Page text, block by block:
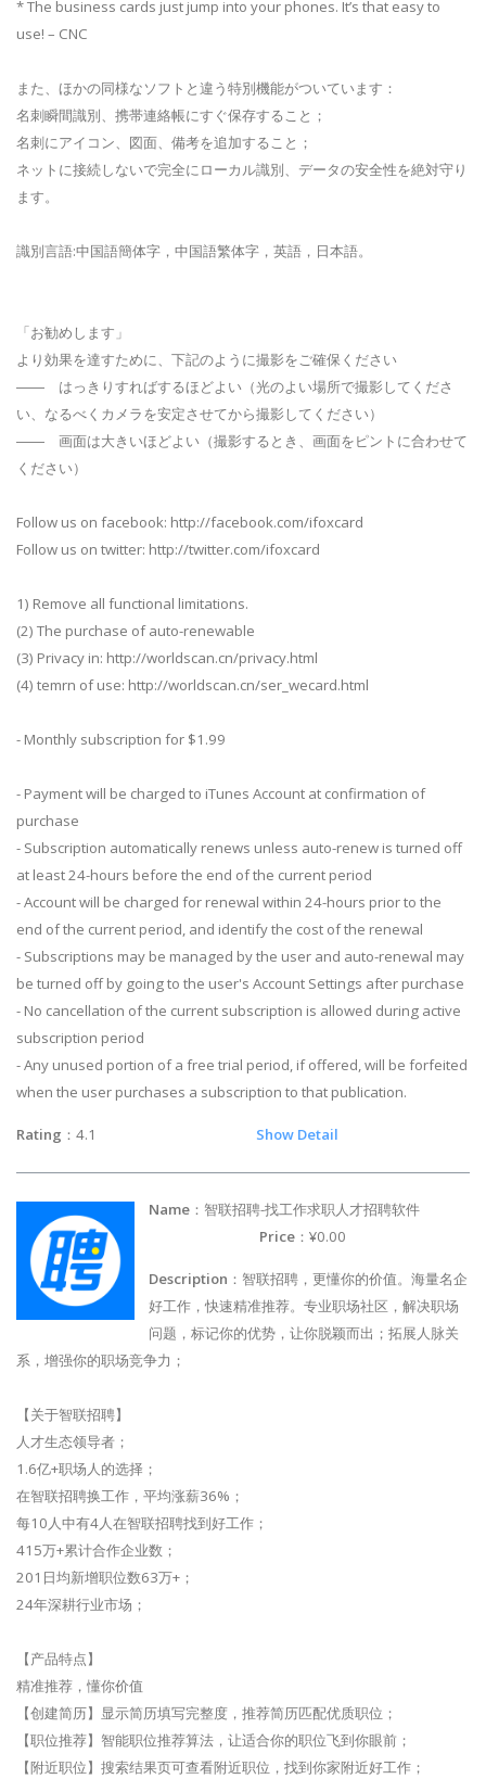
* The business cards just jump into your phones. It’s that easy to
use! – CNC
また、ほかの同様なソフトと違う特別機能がついています：
名刺瞬間識別、携帯連絡帳にすぐ保存すること；
名刺にアイコン、図面、備考を追加すること；
ネットに接続しないで完全にローカル識別、データの安全性を絶対守り
ます。
識別言語:中国語簡体字，中国語繁体字，英語，日本語。
「お勧めします」
より効果を達すために、下記のように撮影をご確保ください
―― はっきりすればするほどよい（光のよい場所で撮影してくださ
い、なるべくカメラを安定させてから撮影してください）
―― 画面は大きいほどよい（撮影するとき、画面をピントに合わせて
ください）
Follow us on facebook: http://facebook.com/ifoxcard
Follow us on twitter: http://twitter.com/ifoxcard
1) Remove all functional limitations.
(2) The purchase of auto-renewable
(3) Privacy in: http://worldscan.cn/privacy.html
(4) temrn of use: http://worldscan.cn/ser_wecard.html
- Monthly subscription for $1.99
- Payment will be charged to iTunes Account at confirmation of
purchase
- Subscription automatically renews unless auto-renew is turned off
at least 24-hours before the end of the current period
- Account will be charged for renewal within 24-hours prior to the
end of the current period, and identify the cost of the renewal
- Subscriptions may be managed by the user and auto-renewal may
be turned off by going to the user's Account Settings after purchase
- No cancellation of the current subscription is allowed during active
subscription period
- Any unused portion of a free trial period, if offered, will be forfeited
when the user purchases a subscription to that publication.
Rating ：4.1 Show Detail
Name ：智联招聘-找工作求职人才招聘软件
Price ：¥0.00
Description ：智联招聘，更懂你的价值。海量名企
好工作，快速精准推荐。专业职场社区，解决职场
问题，标记你的优势，让你脱颖而出；拓展人脉关
系，增强你的职场竞争力；
【关于智联招聘】
人才生态领导者；
1.6亿+职场人的选择；
在智联招聘换工作，平均涨薪36%；
每10人中有4人在智联招聘找到好工作；
415万+累计合作企业数；
201日均新增职位数63万+；
24年深耕行业市场；
【产品特点】
精准推荐，懂你价值
【创建简历】显示简历填写完整度，推荐简历匹配优质职位；
【职位推荐】智能职位推荐算法，让适合你的职位飞到你眼前；
【附近职位】搜索结果页可查看附近职位，找到你家附近好工作；